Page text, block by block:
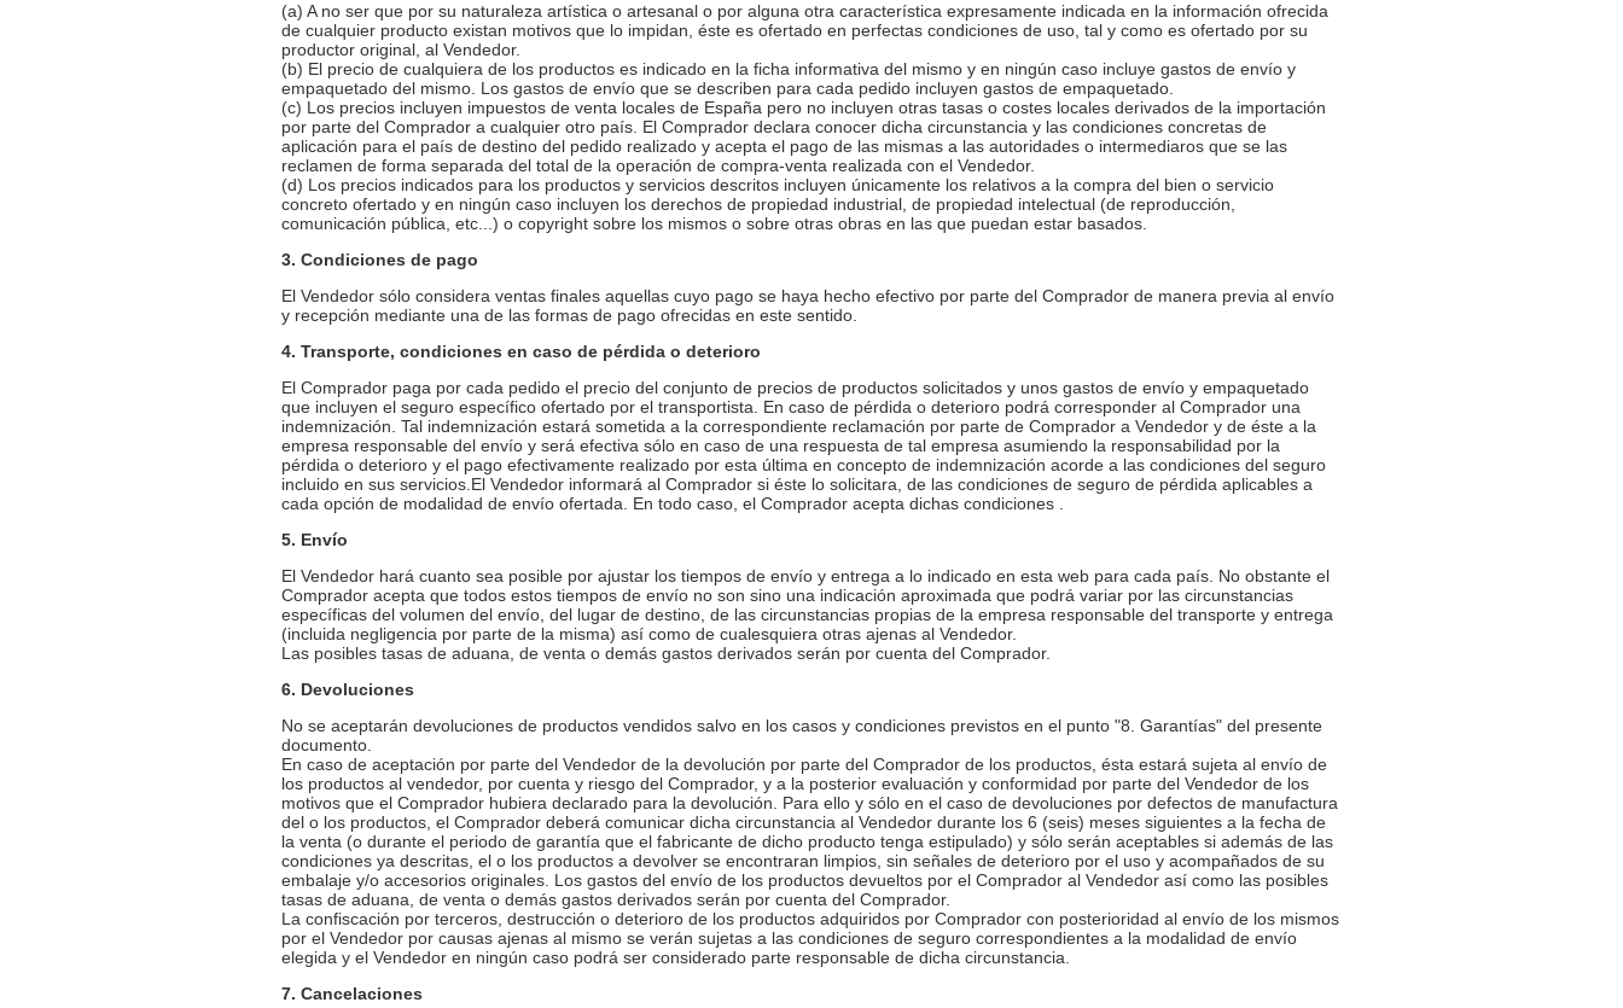
(a) A no ser que por su naturaleza artística o artesanal o por alguna otra característica expresamente indicada en la información ofrecida
de cualquier producto existan motivos que lo impidan, éste es ofertado en perfectas condiciones de uso, tal y como es ofertado por su
productor original, al Vendedor.
(b) El precio de cualquiera de los productos es indicado en la ficha informativa del mismo y en ningún caso incluye gastos de envío y
empaquetado del mismo. Los gastos de envío que se describen para cada pedido incluyen gastos de empaquetado.
(c) Los precios incluyen impuestos de venta locales de España pero no incluyen otras tasas o costes locales derivados de la importación
por parte del Comprador a cualquier otro país. El Comprador declara conocer dicha circunstancia y las condiciones concretas de
aplicación para el país de destino del pedido realizado y acepta el pago de las mismas a las autoridades o intermediaros que se las
reclamen de forma separada del total de la operación de compra-venta realizada con el Vendedor.
(d) Los precios indicados para los productos y servicios descritos incluyen únicamente los relativos a la compra del bien o servicio
concreto ofertado y en ningún caso incluyen los derechos de propiedad industrial, de propiedad intelectual (de reproducción,
comunicación pública, etc...) o copyright sobre los mismos o sobre otras obras en las que puedan estar basados.
3. Condiciones de pago
El Vendedor sólo considera ventas finales aquellas cuyo pago se haya hecho efectivo por parte del Comprador de manera previa al envío
y recepción mediante una de las formas de pago ofrecidas en este sentido.
4. Transporte, condiciones en caso de pérdida o deterioro
El Comprador paga por cada pedido el precio del conjunto de precios de productos solicitados y unos gastos de envío y empaquetado
que incluyen el seguro específico ofertado por el transportista. En caso de pérdida o deterioro podrá corresponder al Comprador una
indemnización. Tal indemnización estará sometida a la correspondiente reclamación por parte de Comprador a Vendedor y de éste a la
empresa responsable del envío y será efectiva sólo en caso de una respuesta de tal empresa asumiendo la responsabilidad por la
pérdida o deterioro y el pago efectivamente realizado por esta última en concepto de indemnización acorde a las condiciones del seguro
incluido en sus servicios.El Vendedor informará al Comprador si éste lo solicitara, de las condiciones de seguro de pérdida aplicables a
cada opción de modalidad de envío ofertada. En todo caso, el Comprador acepta dichas condiciones .
5. Envío
El Vendedor hará cuanto sea posible por ajustar los tiempos de envío y entrega a lo indicado en esta web para cada país. No obstante el
Comprador acepta que todos estos tiempos de envío no son sino una indicación aproximada que podrá variar por las circunstancias
específicas del volumen del envío, del lugar de destino, de las circunstancias propias de la empresa responsable del transporte y entrega
(incluida negligencia por parte de la misma) así como de cualesquiera otras ajenas al Vendedor.
Las posibles tasas de aduana, de venta o demás gastos derivados serán por cuenta del Comprador.
6. Devoluciones
No se aceptarán devoluciones de productos vendidos salvo en los casos y condiciones previstos en el punto "8. Garantías" del presente
documento.
En caso de aceptación por parte del Vendedor de la devolución por parte del Comprador de los productos, ésta estará sujeta al envío de
los productos al vendedor, por cuenta y riesgo del Comprador, y a la posterior evaluación y conformidad por parte del Vendedor de los
motivos que el Comprador hubiera declarado para la devolución. Para ello y sólo en el caso de devoluciones por defectos de manufactura
del o los productos, el Comprador deberá comunicar dicha circunstancia al Vendedor durante los 6 (seis) meses siguientes a la fecha de
la venta (o durante el periodo de garantía que el fabricante de dicho producto tenga estipulado) y sólo serán aceptables si además de las
condiciones ya descritas, el o los productos a devolver se encontraran limpios, sin señales de deterioro por el uso y acompañados de su
embalaje y/o accesorios originales. Los gastos del envío de los productos devueltos por el Comprador al Vendedor así como las posibles
tasas de aduana, de venta o demás gastos derivados serán por cuenta del Comprador.
La confiscación por terceros, destrucción o deterioro de los productos adquiridos por Comprador con posterioridad al envío de los mismos
por el Vendedor por causas ajenas al mismo se verán sujetas a las condiciones de seguro correspondientes a la modalidad de envío
elegida y el Vendedor en ningún caso podrá ser considerado parte responsable de dicha circunstancia.
7. Cancelaciones